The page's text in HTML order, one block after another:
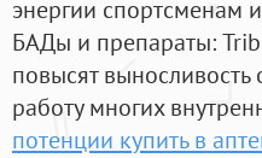
энергии спортсменам
БАДы и препараты:
повысят выносливость
работу многих
потенции купить в